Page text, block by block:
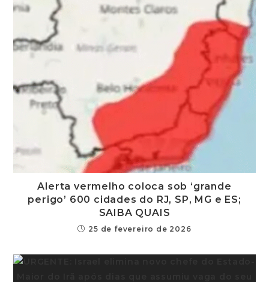
Alerta vermelho coloca sob ‘grande
perigo’ 600 cidades do RJ, SP, MG e ES;
SAIBA QUAIS
25 de fevereiro de 2026